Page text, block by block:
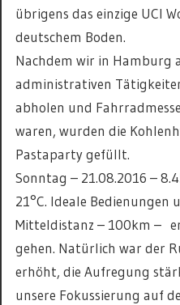
übrigens das einzige UCI
deutschem Boden.
Nachdem wir in Hamburg
administrativen
abholen und
waren, wurden die
Pastaparty gefüllt.
Sonntag – 21.08.2016 –
21°C. Ideale Bedienungen
Mitteldistanz – 100km –
gehen. Natürlich war der
erhöht, die Aufregung
unsere Fokussierung auf